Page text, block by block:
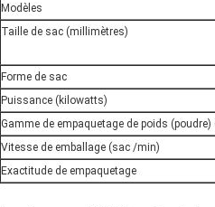
Modèles
Taille de sac (millimètres)
Forme de sac
Puissance (kilowatts)
Gamme de empaquetage de poids (poudre)
Vitesse de emballage (sac /min)
Exactitude de empaquetage